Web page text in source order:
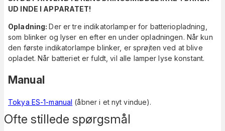
Ofte stillede spørgsmål
UD INDE I APPARATET!
Opladning:Der er tre indikatorlamper for batteriopladning,
som blinker og lyser en efter en under opladningen. Når kun
den første indikatorlampe blinker, er sprøjten ved at blive
opladet. Når batteriet er fuldt, vil alle lamper lyse konstant.
Manual
Tokya ES-1-manual (åbner i et nyt vindue).